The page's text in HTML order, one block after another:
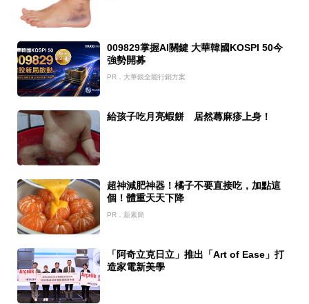
009829掌握AI關鍵 大華韓國KOSPI 50今
強勢開募
PR．大華銀全能行銷方案
給孩子吃月亮蝦餅 居然蕁麻疹上身！
超神減肥神器！橘子不要直接吃，加點這
個！體重天天下降
PR．新素簡
「阿奇立克日立」推出「Art of Ease」打
造家電新美學